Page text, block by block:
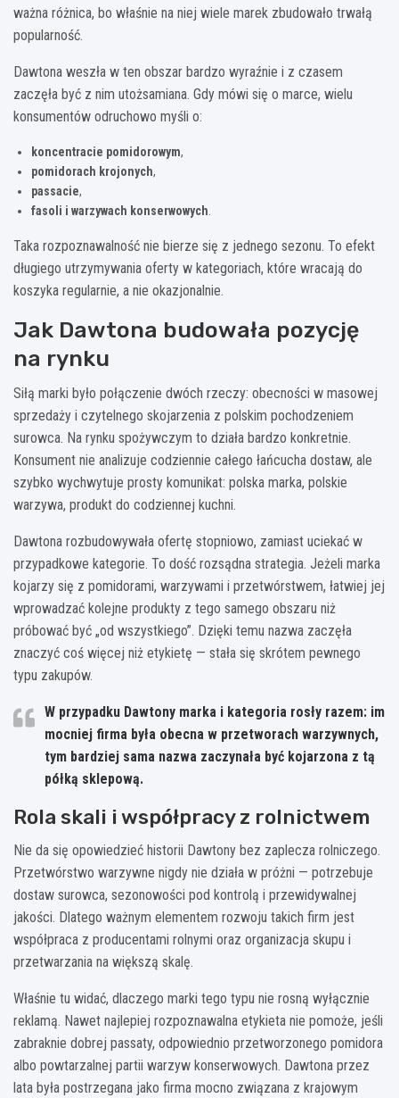
ważna różnica, bo właśnie na niej wiele marek zbudowało trwałą
popularność.
Dawtona weszła w ten obszar bardzo wyraźnie i z czasem
zaczęła być z nim utożsamiana. Gdy mówi się o marce, wielu
konsumentów odruchowo myśli o:
koncentracie pomidorowym,
pomidorach krojonych,
passacie,
fasoli i warzywach konserwowych
Taka rozpoznawalność nie bierze się z jednego sezonu. To efekt
długiego utrzymywania oferty w kategoriach, które wracają do
koszyka regularnie, a nie okazjonalnie.
Jak Dawtona budowała pozycję
na rynku
Siłą marki było połączenie dwóch rzeczy: obecności w masowej
sprzedaży i czytelnego skojarzenia z polskim pochodzeniem
surowca. Na rynku spożywczym to działa bardzo konkretnie.
Konsument nie analizuje codziennie całego łańcucha dostaw, ale
szybko wychwytuje prosty komunikat: polska marka, polskie
warzywa, produkt do codziennej kuchni.
Dawtona rozbudowywała ofertę stopniowo, zamiast uciekać w
przypadkowe kategorie. To dość rozsądna strategia. Jeżeli marka
kojarzy się z pomidorami, warzywami i przetwórstwem, łatwiej jej
wprowadzać kolejne produkty z tego samego obszaru niż
próbować być „od wszystkiego”. Dzięki temu nazwa zaczęła
znaczyć coś więcej niż etykietę — stała się skrótem pewnego
typu zakupów.
W przypadku Dawtony marka i kategoria rosły razem: im
mocniej firma była obecna w przetworach warzywnych,
tym bardziej sama nazwa zaczynała być kojarzona z tą
półką sklepową.
Rola skali i współpracy z rolnictwem
Nie da się opowiedzieć historii Dawtony bez zaplecza rolniczego.
Przetwórstwo warzywne nigdy nie działa w próżni — potrzebuje
dostaw surowca, sezonowości pod kontrolą i przewidywalnej
jakości. Dlatego ważnym elementem rozwoju takich firm jest
współpraca z producentami rolnymi oraz organizacja skupu i
przetwarzania na większą skalę.
Właśnie tu widać, dlaczego marki tego typu nie rosną wyłącznie
reklamą. Nawet najlepiej rozpoznawalna etykieta nie pomoże, jeśli
zabraknie dobrej passaty, odpowiednio przetworzonego pomidora
albo powtarzalnej partii warzyw konserwowych. Dawtona przez
lata była postrzegana jako firma mocno związana z krajowym